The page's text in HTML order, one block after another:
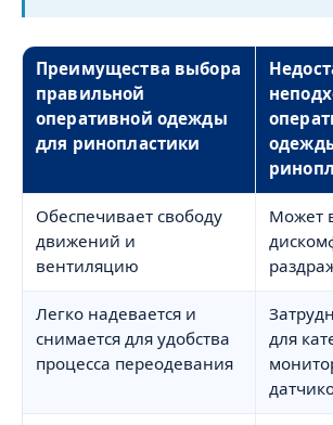
Преимущества выбора
правильной
оперативной одежды
для ринопластики
Обеспечивает свободу
движений и
вентиляцию
Может
Легко надевается и
снимается для удобства
процесса переодевания
для